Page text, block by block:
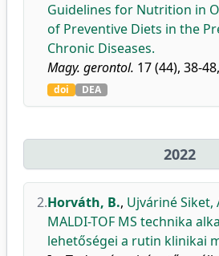
Guidelines for Nutrition in
of Preventive Diets in the
Chronic Diseases.
Magy. gerontol. 17 (44), 38-
doi DEA
2022
2.Horváth, B., Ujváriné Siket,
MALDI-TOF MS technika
lehetőségei a rutin klinikai